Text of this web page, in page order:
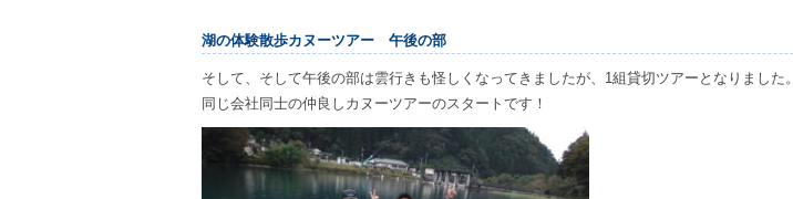
湖の体験散歩カヌーツアー 午後の部
そして、そして午後の部は雲行きも怪しくなってきましたが、1組貸切ツアーとなりました。
同じ会社同士の仲良しカヌーツアーのスタートです！